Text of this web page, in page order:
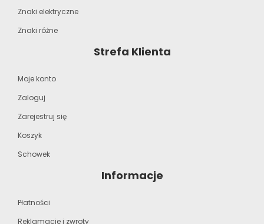
Znaki elektryczne
Znaki różne
Strefa Klienta
Moje konto
Zaloguj
Zarejestruj się
Koszyk
Schowek
Informacje
Płatności
Reklamacje i zwroty